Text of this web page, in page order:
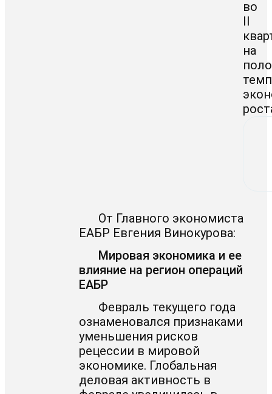
во
II
на
От Главного экономиста
ЕАБР Евгения Винокурова:
Мировая экономика и ее
влияние на регион операций
ЕАБР
Февраль текущего года
ознаменовался признаками
уменьшения рисков
рецессии в мировой
экономике. Глобальная
деловая активность в